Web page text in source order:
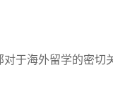
于海外留学的密切